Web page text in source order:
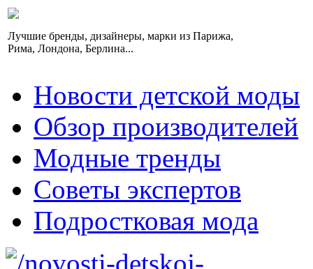
Лучшие бренды, дизайнеры, марки из Парижа,
Рима, Лондона, Берлина...
Новости детской моды
Обзор производителей
Модные тренды
Советы экспертов
Подростковая мода